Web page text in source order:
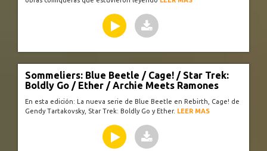
Sommeliers: Blue Beetle / Cage! / Star Trek:
Boldly Go / Ether / Archie Meets Ramones
En esta edición: La nueva serie de Blue Beetle en Rebirth, Cage! de
Gendy Tartakovsky, Star Trek: Boldly Go y Ether. LEER MAS